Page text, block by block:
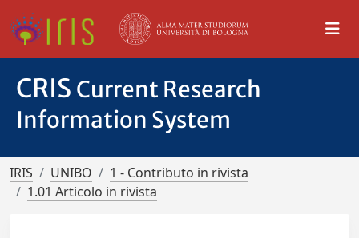
CRIS Current Research
Information System
IRIS UNIBO
1 - Contributo in rivista
1.01 Articolo in rivista